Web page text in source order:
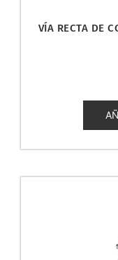
VÍA RECTA DE